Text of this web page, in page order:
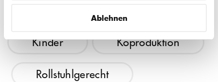
Ablehnen
Kinder Koproduktion
Rollstuhlgerecht